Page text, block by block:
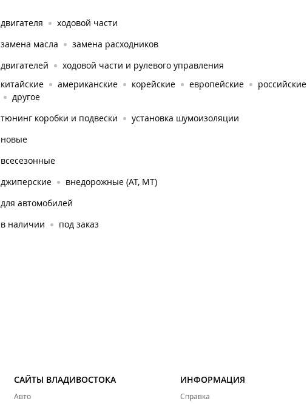
двигателя
ходовой части
замена масла
замена расходников
двигателей ходовой части и рулевого управления
китайские американские корейские европейские российские
другое
тюнинг коробки и подвески
установка шумоизоляции
новые
всесезонные
джиперские
внедорожные (AT, MT)
для автомобилей
в наличии
под заказ
САЙТЫ ВЛАДИВОСТОКА
Авто
ИНФОРМАЦИЯ
Справка